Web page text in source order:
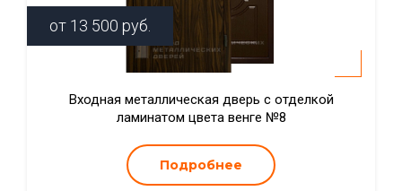
от 13 500 руб.
Входная металлическая дверь с отделкой
ламинатом цвета венге №8
Подробнее